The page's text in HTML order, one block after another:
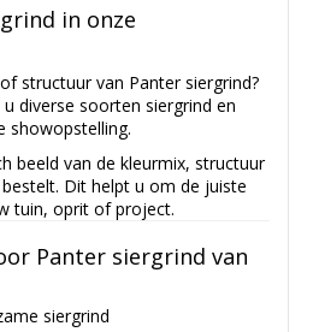
in onze
structuur van Panter siergrind?
diverse soorten siergrind en
showopstelling.
beeld van de kleurmix, structuur
Dit helpt u om de juiste
tuin, oprit of project.
Panter siergrind van
siergrind